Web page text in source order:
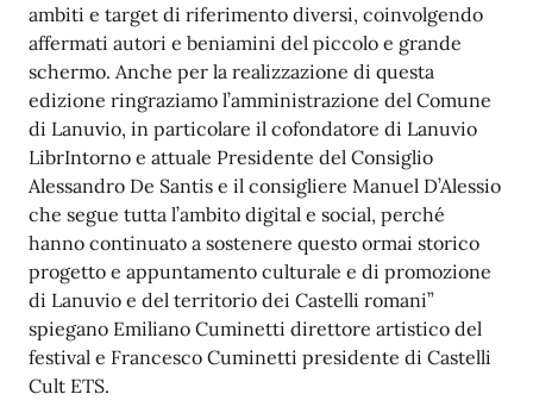
ambiti e target di riferimento diversi, coinvolgendo
affermati autori e beniamini del piccolo e grande
schermo. Anche per la realizzazione di questa
edizione ringraziamo l’amministrazione del Comune
di Lanuvio, in particolare il cofondatore di Lanuvio
LibrIntorno e attuale Presidente del Consiglio
Alessandro De Santis e il consigliere Manuel D’Alessio
che segue tutta l’ambito digital e social, perché
hanno continuato a sostenere questo ormai storico
progetto e appuntamento culturale e di promozione
di Lanuvio e del territorio dei Castelli romani”
spiegano Emiliano Cuminetti direttore artistico del
festival e Francesco Cuminetti presidente di Castelli
Cult ETS.